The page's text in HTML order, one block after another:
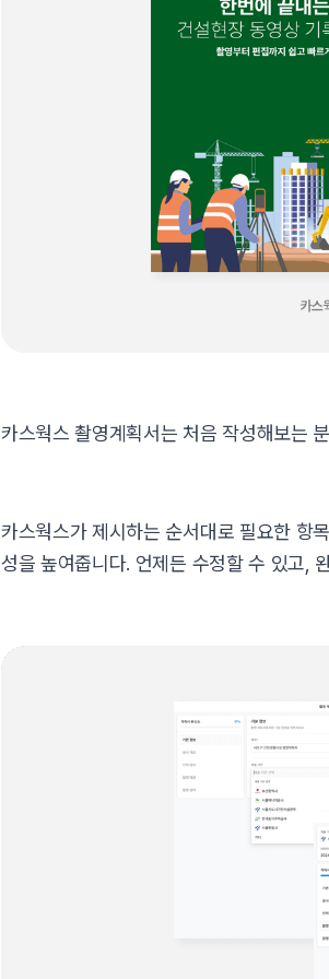
카스웍스 촬영계획서는 처음 작성해보는
카스웍스가 제시하는 순서대로 필요한 항
성을 높여줍니다. 언제든 수정할 수 있고,